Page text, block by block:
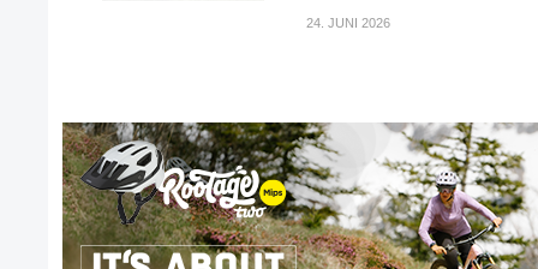
24. JUNI 2026